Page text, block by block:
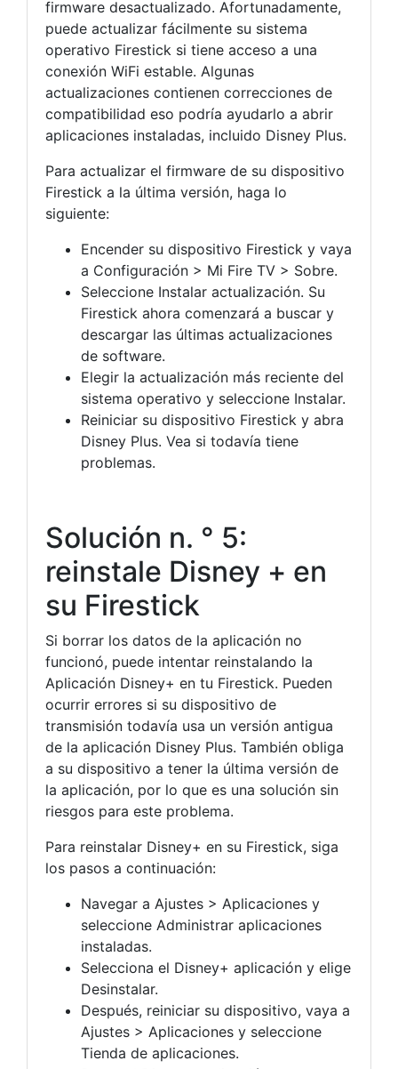
firmware desactualizado. Afortunadamente,
puede actualizar fácilmente su sistema
operativo Firestick si tiene acceso a una
conexión WiFi estable. Algunas
actualizaciones contienen correcciones de
compatibilidad eso podría ayudarlo a abrir
aplicaciones instaladas, incluido Disney Plus.
Para actualizar el firmware de su dispositivo
Firestick a la última versión, haga lo
siguiente:
Encender su dispositivo Firestick y vaya
a Configuración > Mi Fire TV > Sobre.
Seleccione Instalar actualización. Su
Firestick ahora comenzará a buscar y
descargar las últimas actualizaciones
de software.
Elegir la actualización más reciente del
sistema operativo y seleccione Instalar.
Reiniciar su dispositivo Firestick y abra
Disney Plus. Vea si todavía tiene
problemas.
Solución n. ° 5:
reinstale Disney + en
su Firestick
Si borrar los datos de la aplicación no
funcionó, puede intentar reinstalando la
Aplicación Disney+ en tu Firestick. Pueden
ocurrir errores si su dispositivo de
transmisión todavía usa un versión antigua
de la aplicación Disney Plus. También obliga
a su dispositivo a tener la última versión de
la aplicación, por lo que es una solución sin
riesgos para este problema.
Para reinstalar Disney+ en su Firestick, siga
los pasos a continuación:
Navegar a Ajustes > Aplicaciones y
seleccione Administrar aplicaciones
instaladas.
Selecciona el Disney+ aplicación y elige
Desinstalar.
Después, reiniciar su dispositivo, vaya a
Ajustes > Aplicaciones y seleccione
Tienda de aplicaciones.